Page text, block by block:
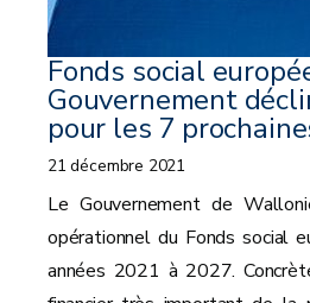
Fonds social
Gouvernement
pour les 7
21 décembre 2021
Le Gouvernement de
opérationnel du Fonds social
années 2021 à 2027.